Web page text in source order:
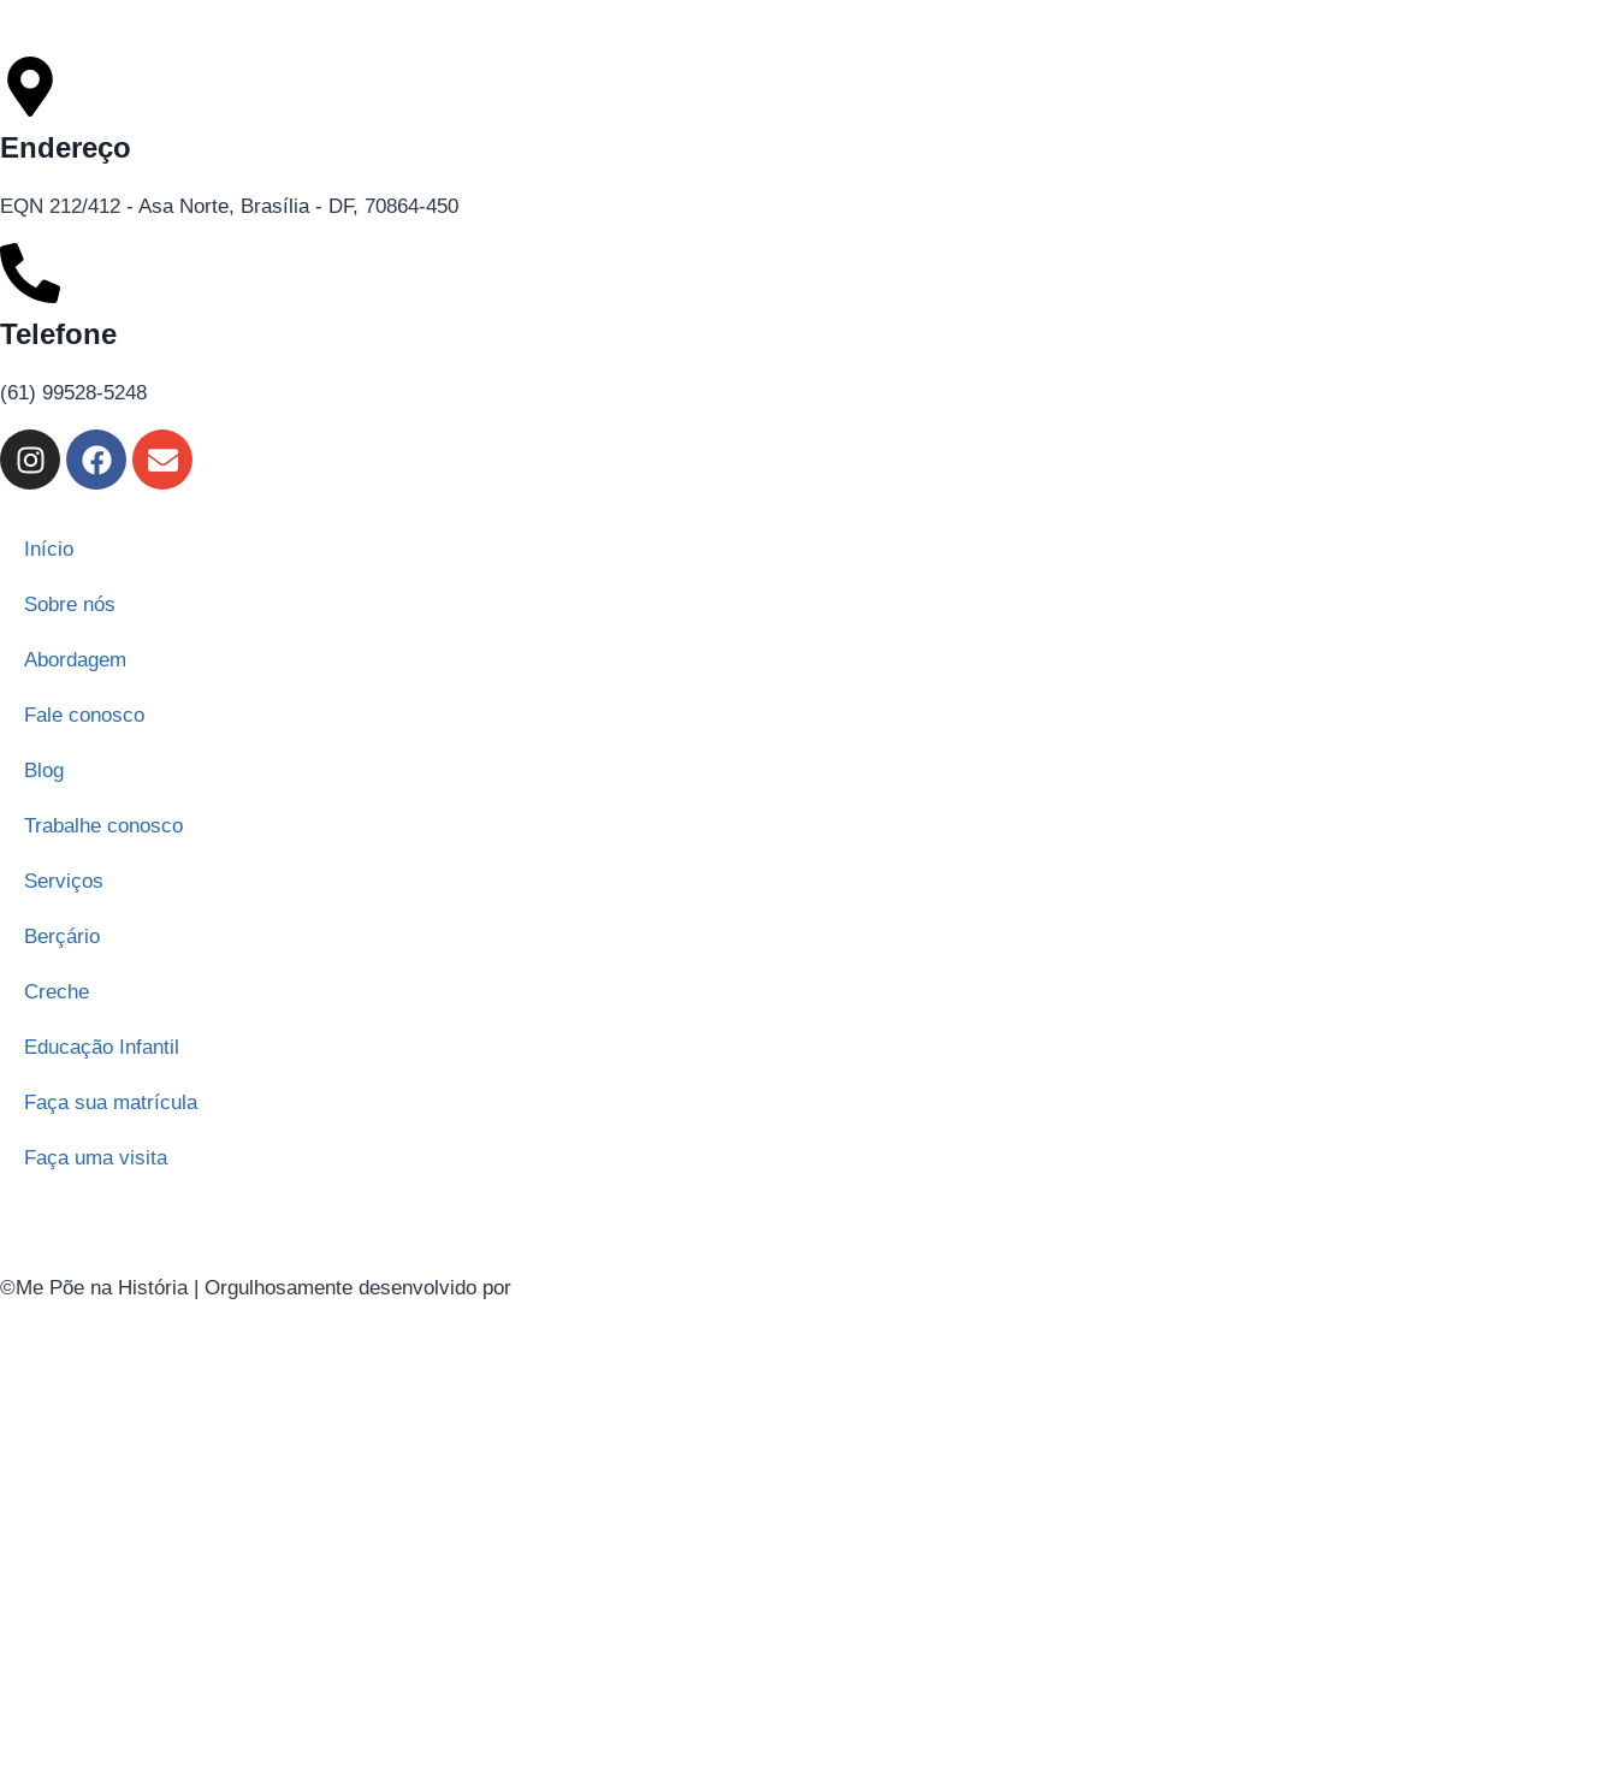
Endereço
EQN 212/412 - Asa Norte, Brasília - DF, 70864-450
Telefone
(61) 99528-5248
Início
Sobre nós
Abordagem
Fale conosco
Blog
Trabalhe conosco
Serviços
Berçário
Creche
Educação Infantil
Faça sua matrícula
Faça uma visita
©Me Põe na História | Orgulhosamente desenvolvido por